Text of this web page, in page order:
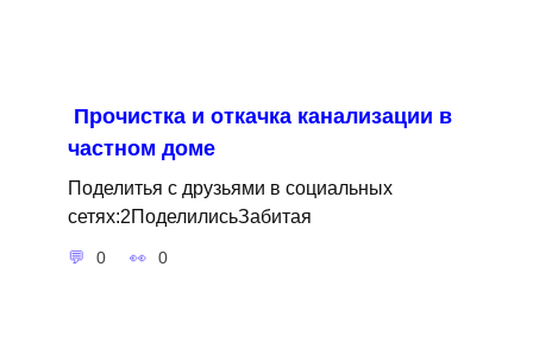
Прочистка и откачка канализации в
частном доме
Поделитья с друзьями в социальных
сетях:2ПоделилисьЗабитая
0 0